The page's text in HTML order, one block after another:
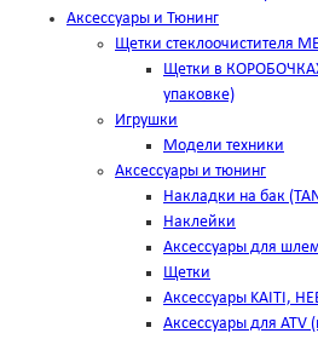
Аксессуары и Тюнинг
Щетки стеклоочистителя
Щетки в
упаковке)
Игрушки
Модели техники
Аксессуары и тюнинг
Накладки на бак
Наклейки
Аксессуары для
Щетки
Аксессуары KAITI,
Аксессуары для ATV